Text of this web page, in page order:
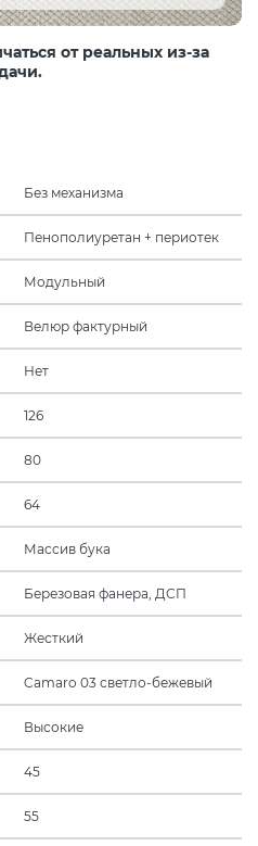
от реальных из-за
Без механизма
Пенополиуретан + периотек
Модульный
Велюр фактурный
Нет
126
80
64
Массив бука
Березовая фанера, ДСП
Жесткий
Camaro 03 светло-бежевый
Высокие
45
55